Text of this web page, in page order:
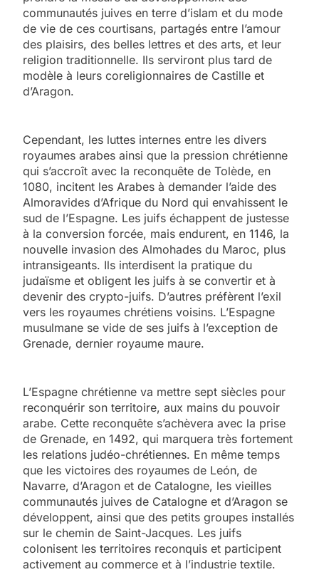
communautés juives en terre d’islam et du mode
de vie de ces courtisans, partagés entre l’amour
des plaisirs, des belles lettres et des arts, et leur
religion traditionnelle. Ils serviront plus tard de
modèle à leurs coreligionnaires de Castille et
d’Aragon.
Cependant, les luttes internes entre les divers
royaumes arabes ainsi que la pression chrétienne
qui s’accroît avec la reconquête de Tolède, en
1080, incitent les Arabes à demander l’aide des
Almoravides d’Afrique du Nord qui envahissent le
sud de l’Espagne. Les juifs échappent de justesse
à la conversion forcée, mais endurent, en 1146, la
nouvelle invasion des Almohades du Maroc, plus
intransigeants. Ils interdisent la pratique du
judaïsme et obligent les juifs à se convertir et à
devenir des crypto-juifs. D’autres préfèrent l’exil
vers les royaumes chrétiens voisins. L’Espagne
musulmane se vide de ses juifs à l’exception de
Grenade, dernier royaume maure.
L’Espagne chrétienne va mettre sept siècles pour
reconquérir son territoire, aux mains du pouvoir
arabe. Cette reconquête s’achèvera avec la prise
de Grenade, en 1492, qui marquera très fortement
les relations judéo-chrétiennes. En même temps
que les victoires des royaumes de León, de
Navarre, d’Aragon et de Catalogne, les vieilles
communautés juives de Catalogne et d’Aragon se
développent, ainsi que des petits groupes installés
sur le chemin de Saint-Jacques. Les juifs
colonisent les territoires reconquis et participent
activement au commerce et à l’industrie textile.